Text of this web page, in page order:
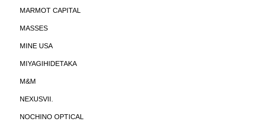
MARMOT CAPITAL
MASSES
MINE USA
MIYAGIHIDETAKA
M&M
NEXUSVII.
NOCHINO OPTICAL